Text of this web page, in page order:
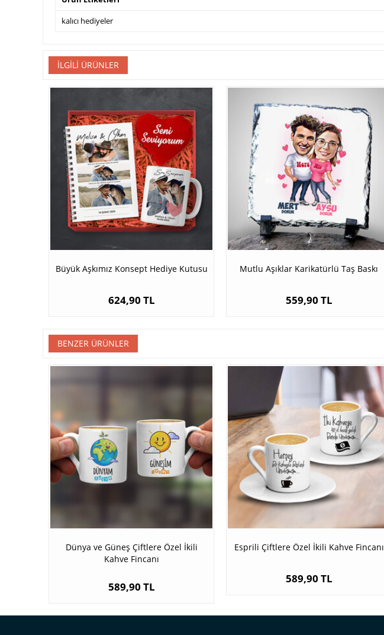
kalıcı hediyeler
İLGILI ÜRÜNLER
Büyük Aşkımız Konsept Hediye Kutusu
624,90 TL
Mutlu Aşıklar Karikatürlü Taş Baskı
559,90 TL
BENZER ÜRÜNLER
Dünya ve Güneş Çiftlere Özel İkili
Kahve Fincanı
589,90 TL
Esprili Çiftlere Özel İkili Kahve Fincanı
589,90 TL